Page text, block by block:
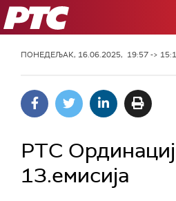
РТС
ПОНЕДЕЉАК, 16.06.2025, 19:57 ->
РТС
13.емисија